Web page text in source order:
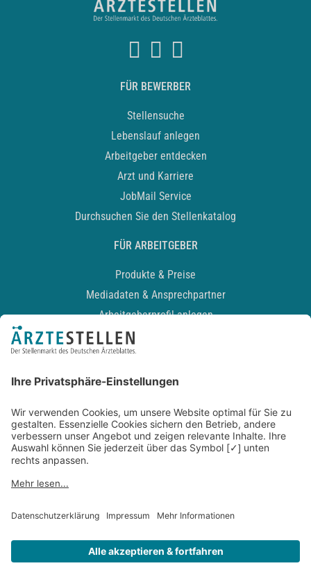
FÜR BEWERBER
Stellensuche
Lebenslauf anlegen
Arbeitgeber entdecken
Arzt und Karriere
JobMail Service
Durchsuchen Sie den Stellenkatalog
FÜR ARBEITGEBER
Produkte & Preise
Mediadaten & Ansprechpartner
Arbeitgeberprofil anlegen
Recruiting-Podcast
Kontakt
Datenschutz
Newsletter